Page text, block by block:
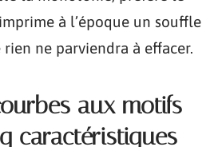
à l’époque un souffle
ne parviendra à effacer.
aux motifs
caractéristiques